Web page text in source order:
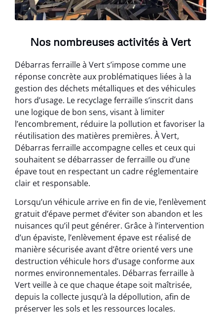
Nos nombreuses activités à Vert
Débarras ferraille à Vert s’impose comme une
réponse concrète aux problématiques liées à la
gestion des déchets métalliques et des véhicules
hors d’usage. Le recyclage ferraille s’inscrit dans
une logique de bon sens, visant à limiter
l’encombrement, réduire la pollution et favoriser la
réutilisation des matières premières. À Vert,
Débarras ferraille accompagne celles et ceux qui
souhaitent se débarrasser de ferraille ou d’une
épave tout en respectant un cadre réglementaire
clair et responsable.
Lorsqu’un véhicule arrive en fin de vie, l’enlèvement
gratuit d’épave permet d’éviter son abandon et les
nuisances qu’il peut générer. Grâce à l’intervention
d’un épaviste, l’enlèvement épave est réalisé de
manière sécurisée avant d’être orienté vers une
destruction véhicule hors d’usage conforme aux
normes environnementales. Débarras ferraille à
Vert veille à ce que chaque étape soit maîtrisée,
depuis la collecte jusqu’à la dépollution, afin de
préserver les sols et les ressources locales.